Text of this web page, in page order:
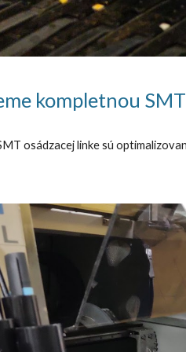
kompletnou
osádzacej linke sú